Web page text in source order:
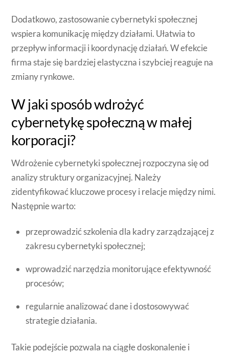
Dodatkowo, zastosowanie cybernetyki społecznej
wspiera komunikację między działami. Ułatwia to
przepływ informacji i koordynację działań. W efekcie
firma staje się bardziej elastyczna i szybciej reaguje na
zmiany rynkowe.
W jaki sposób wdrożyć
cybernetykę społeczną w małej
korporacji?
Wdrożenie cybernetyki społecznej rozpoczyna się od
analizy struktury organizacyjnej. Należy
zidentyfikować kluczowe procesy i relacje między nimi.
Następnie warto:
przeprowadzić szkolenia dla kadry zarządzającej z
zakresu cybernetyki społecznej;
wprowadzić narzędzia monitorujące efektywność
procesów;
regularnie analizować dane i dostosowywać
strategie działania.
Takie podejście pozwala na ciągłe doskonalenie i